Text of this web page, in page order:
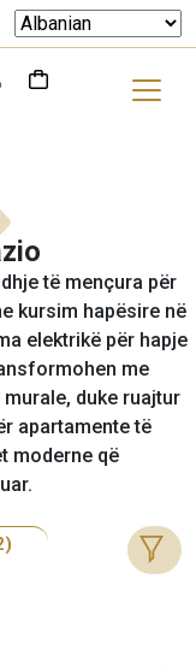
të mençura për
kursim hapësire në
elektrikë për hapje
me
duke ruajtur
apartamente të
moderne që